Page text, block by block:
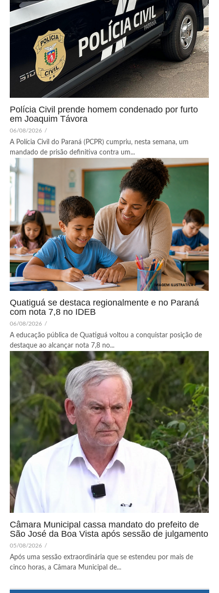
Polícia Civil prende homem condenado por furto
em Joaquim Távora
06/08/2026 /
A Polícia Civil do Paraná (PCPR) cumpriu, nesta semana, um
mandado de prisão definitiva contra um...
Quatiguá se destaca regionalmente e no Paraná
com nota 7,8 no IDEB
06/08/2026 /
A educação pública de Quatiguá voltou a conquistar posição de
destaque ao alcançar nota 7,8 no...
Câmara Municipal cassa mandato do prefeito de
São José da Boa Vista após sessão de julgamento
05/08/2026 /
Após uma sessão extraordinária que se estendeu por mais de
cinco horas, a Câmara Municipal de...